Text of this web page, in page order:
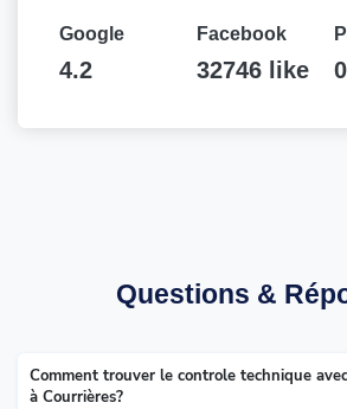
Google
4.2
Facebook
32746 like 0
Questions &
Comment trouver le controle technique
à Courrières?